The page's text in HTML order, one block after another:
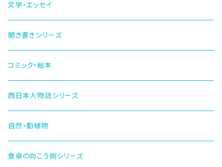
文学・エッセイ
聞き書きシリーズ
コミック・絵本
西日本人物誌シリーズ
自然・動植物
食卓の向こう側シリーズ